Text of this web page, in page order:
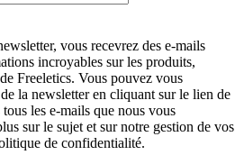
vous recevrez des e-mails
incroyables sur les produits,
Freeletics. Vous pouvez vous
la newsletter en cliquant sur le lien de
les e-mails que nous vous
sur le sujet et sur notre gestion de vos
de confidentialité.